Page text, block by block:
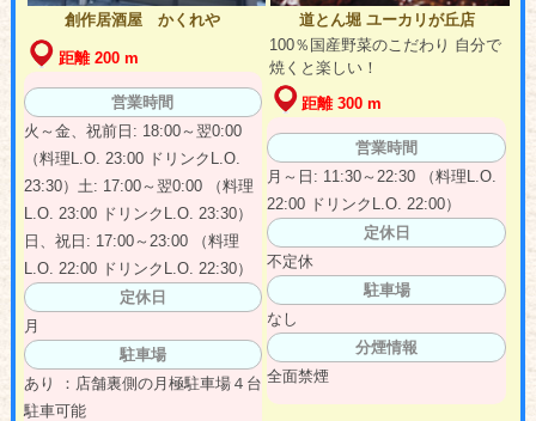
創作居酒屋 かくれや
距離 200 m
営業時間
火～金、祝前日: 18:00～翌0:00
（料理L.O. 23:00 ドリンクL.O.
23:30）土: 17:00～翌0:00 （料理
L.O. 23:00 ドリンクL.O. 23:30）
日、祝日: 17:00～23:00 （料理
L.O. 22:00 ドリンクL.O. 22:30）
定休日
月
駐車場
あり ：店舗裏側の月極駐車場４台
駐車可能
道とん堀 ユーカリが丘店
100％国産野菜のこだわり 自分で
焼くと楽しい！
距離 300 m
営業時間
月～日: 11:30～22:30 （料理L.O.
22:00 ドリンクL.O. 22:00）
定休日
不定休
駐車場
なし
分煙情報
全面禁煙